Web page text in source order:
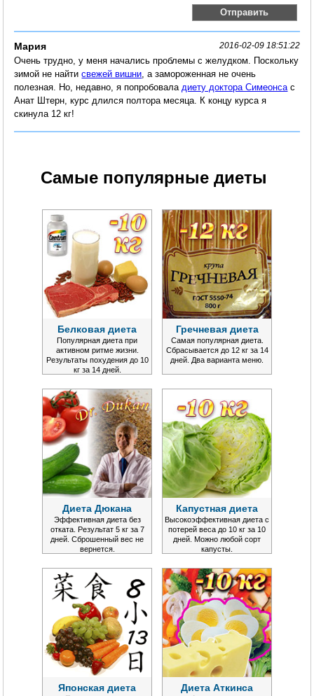
Мария 2016-02-09 18:51:22
Очень трудно, у меня начались проблемы с желудком. Поскольку
зимой не найтисвежей вишни , а замороженная не очень
полезная. Но, недавно, я попробовала диету доктора Симеонса с
Анат Штерн, курс длился полтора месяца. К концу курса я
скинула 12 кг!
Самые популярные диеты
Белковая диета
Популярная диета при
активном ритме жизни.
Результаты похудения до 10
кг за 14 дней.
Гречневая диета
Самая популярная диета.
Сбрасывается до 12 кг за 14
дней. Два варианта меню.
Диета Дюкана
Эффективная диета без
отката. Результат 5 кг за 7
дней. Сброшенный вес не
вернется.
Капустная диета
Высокоэффективная диета с
потерей веса до 10 кг за 10
дней. Можно любой сорт
капусты.
Японская диета Диета Аткинса